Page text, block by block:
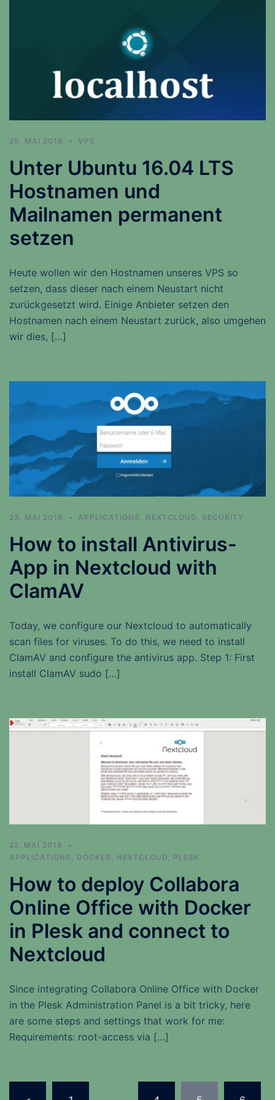
25. MAI 2018 VPS
Unter Ubuntu 16.04 LTS
Hostnamen und
Mailnamen permanent
setzen
Heute wollen wir den Hostnamen unseres VPS so
setzen, dass dieser nach einem Neustart nicht
zurückgesetzt wird. Einige Anbieter setzen den
Hostnamen nach einem Neustart zurück, also umgehen
wir dies, […]
23. MAI 2018 APPLICATIONS NEXTCLOUD SECURITY
How to install Antivirus-
App in Nextcloud with
ClamAV
Today, we configure our Nextcloud to automatically
scan files for viruses. To do this, we need to install
ClamAV and configure the antivirus app. Step 1: First
install ClamAV sudo […]
22. MAI 2018
APPLICATIONS , DOCKER , NEXTCLOUD, PLESK
How to deploy Collabora
Online Office with Docker
in Plesk and connect to
Nextcloud
Since integrating Collabora Online Office with Docker
in the Plesk Administration Panel is a bit tricky, here
are some steps and settings that work for me:
Requirements: root-access via […]